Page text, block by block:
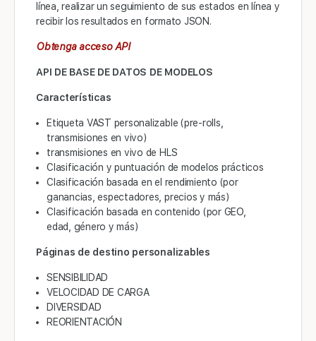
línea, realizar un seguimiento de sus estados en línea y
recibir los resultados en formato JSON.
Obtenga acceso API
API DE BASE DE DATOS DE MODELOS
Características
Etiqueta VAST personalizable (pre-rolls,
transmisiones en vivo)
transmisiones en vivo de HLS
Clasificación y puntuación de modelos prácticos
Clasificación basada en el rendimiento (por
ganancias, espectadores, precios y más)
Clasificación basada en contenido (por GEO,
edad, género y más)
Páginas de destino personalizables
SENSIBILIDAD
VELOCIDAD DE CARGA
DIVERSIDAD
REORIENTACIÓN